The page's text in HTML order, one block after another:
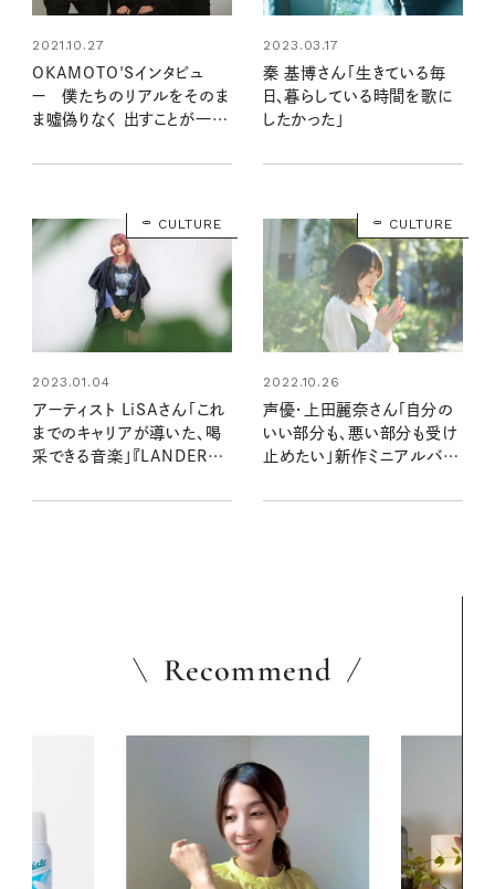
2021.10.27
OKAMOTO'Sインタビュ
ー 僕たちのリアルをそのま
ま噓偽りなく 出すことが一番
2023.03.17
秦 基博さん「生きている毎
日、暮らしている時間を歌に
したかった」
CULTURE
2023.01.04
アーティスト LiSAさん「これ
までのキャリアが導いた、喝
采できる音楽」『LANDER』イ
CULTURE
2022.10.26
声優・上田麗奈さん「自分の
いい部分も、悪い部分も受け
止めたい」新作ミニアルバム
Recommend